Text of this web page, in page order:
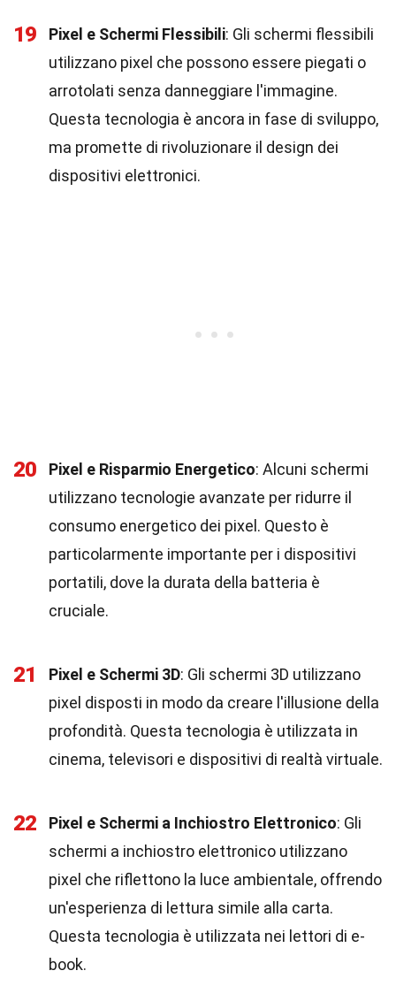
19 Pixel e Schermi Flessibili: Gli schermi flessibili
utilizzano pixel che possono essere piegati o
arrotolati senza danneggiare l'immagine.
Questa tecnologia è ancora in fase di sviluppo,
ma promette di rivoluzionare il design dei
dispositivi elettronici.
20 Pixel e Risparmio Energetico: Alcuni schermi
utilizzano tecnologie avanzate per ridurre il
consumo energetico dei pixel. Questo è
particolarmente importante per i dispositivi
portatili, dove la durata della batteria è
cruciale.
21 Pixel e Schermi 3D: Gli schermi 3D utilizzano
pixel disposti in modo da creare l'illusione della
profondità. Questa tecnologia è utilizzata in
cinema, televisori e dispositivi di realtà virtuale.
22 Pixel e Schermi a Inchiostro Elettronico: Gli
schermi a inchiostro elettronico utilizzano
pixel che riflettono la luce ambientale, offrendo
un'esperienza di lettura simile alla carta.
Questa tecnologia è utilizzata nei lettori di e-
book.